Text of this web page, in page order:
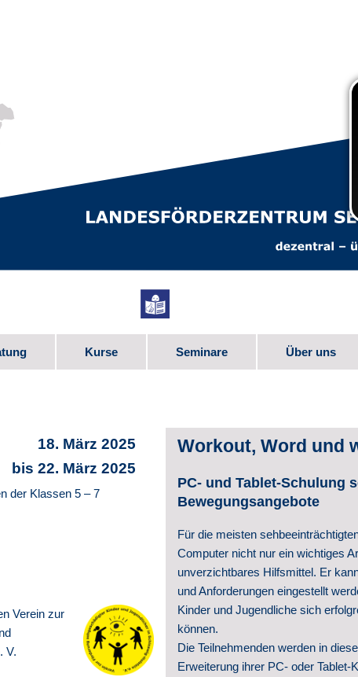
Kurse Seminare Über uns
Downloads
Verein
Partner
Videos
Geschichte
18. März 2025
bis 22. März 2025
der Klassen 5 – 7
Verein zur
V.
Workout, Word und
PC- und Tablet-Schulung
Bewegungsangebote
Für die meisten
Computer nicht nur ein wichtiges
unverzichtbares Hilfsmittel. Er
und Anforderungen eingestellt
Kinder und Jugendliche sich
können.
Die Teilnehmenden werden in
Erweiterung ihrer PC- oder Tablet-